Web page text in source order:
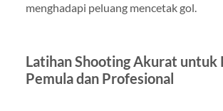
menghadapi peluang mencetak gol.
Latihan Shooting Akurat untuk
Pemula dan Profesional